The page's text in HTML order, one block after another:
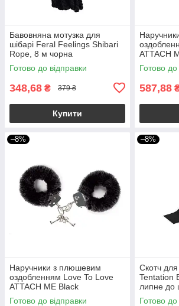
Бавовняна мотузка для
шібарі Feral Feelings Shibari
Rope, 8 м чорна
Готово до відправки
348,68 ₴ 379 ₴
Купити
ATTACH
Готово до
587,88
–8%
Наручники з плюшевим
оздобленням Love To Love
ATTACH ME Black
Готово до відправки
–8%
Скотч
Tentation
липне до
тільки
Готово до